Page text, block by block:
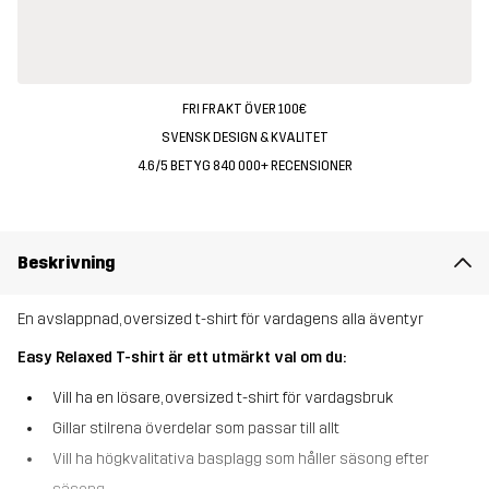
FRI FRAKT ÖVER 100€
SVENSK DESIGN & KVALITET
4.6/5 BETYG 840 000+ RECENSIONER
Beskrivning
En avslappnad, oversized t-shirt för vardagens alla äventyr
Easy Relaxed T-shirt är ett utmärkt val om du:
Vill ha en lösare, oversized t-shirt för vardagsbruk
Gillar stilrena överdelar som passar till allt
Vill ha högkvalitativa basplagg som håller säsong efter